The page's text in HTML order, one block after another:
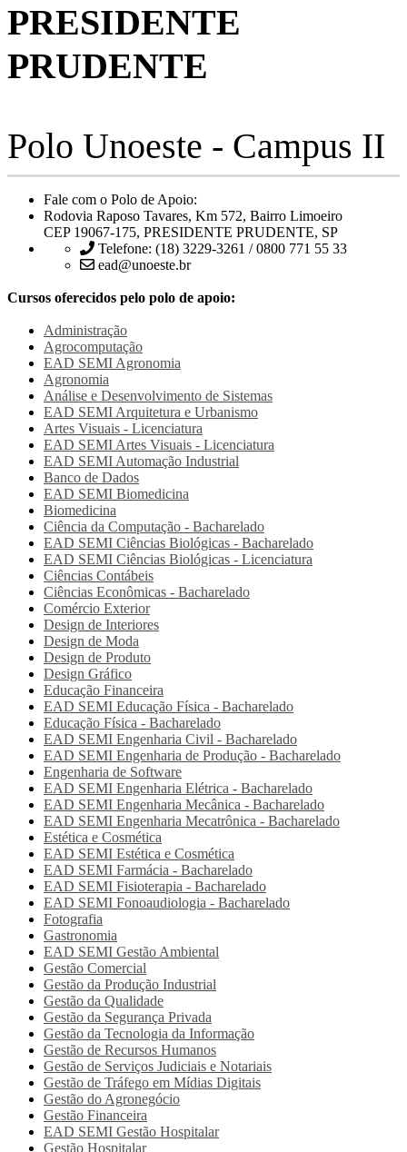
PRESIDENTE
PRUDENTE
Polo Unoeste - Campus II
Fale com o Polo de Apoio:
Rodovia Raposo Tavares, Km 572, Bairro Limoeiro
CEP 19067-175, PRESIDENTE PRUDENTE, SP
Telefone: (18) 3229-3261 / 0800 771 55 33
ead@unoeste.br
Cursos oferecidos pelo polo de apoio:
Administração
Agrocomputação
EAD SEMI Agronomia
Agronomia
Análise e Desenvolvimento de Sistemas
EAD SEMI Arquitetura e Urbanismo
Artes Visuais - Licenciatura
EAD SEMI Artes Visuais - Licenciatura
EAD SEMI Automação Industrial
Banco de Dados
EAD SEMI Biomedicina
Biomedicina
Ciência da Computação - Bacharelado
EAD SEMI Ciências Biológicas - Bacharelado
EAD SEMI Ciências Biológicas - Licenciatura
Ciências Contábeis
Ciências Econômicas - Bacharelado
Comércio Exterior
Design de Interiores
Design de Moda
Design de Produto
Design Gráfico
Educação Financeira
EAD SEMI Educação Física - Bacharelado
Educação Física - Bacharelado
EAD SEMI Engenharia Civil - Bacharelado
EAD SEMI Engenharia de Produção - Bacharelado
Engenharia de Software
EAD SEMI Engenharia Elétrica - Bacharelado
EAD SEMI Engenharia Mecânica - Bacharelado
EAD SEMI Engenharia Mecatrônica - Bacharelado
Estética e Cosmética
EAD SEMI Estética e Cosmética
EAD SEMI Farmácia - Bacharelado
EAD SEMI Fisioterapia - Bacharelado
EAD SEMI Fonoaudiologia - Bacharelado
Fotografia
Gastronomia
EAD SEMI Gestão Ambiental
Gestão Comercial
Gestão da Produção Industrial
Gestão da Qualidade
Gestão da Segurança Privada
Gestão da Tecnologia da Informação
Gestão de Recursos Humanos
Gestão de Serviços Judiciais e Notariais
Gestão de Tráfego em Mídias Digitais
Gestão do Agronegócio
Gestão Financeira
EAD SEMI Gestão Hospitalar
Gestão Hospitalar